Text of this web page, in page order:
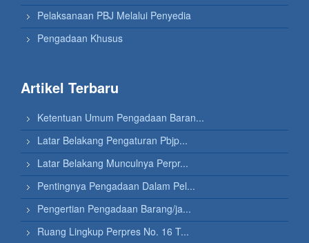
Pelaksanaan PBJ Melalui Penyedia
Pengadaan Khusus
Artikel Terbaru
Ketentuan Umum Pengadaan Baran...
Latar Belakang Pengaturan Pbjp...
Latar Belakang Munculnya Perpr...
Pentingnya Pengadaan Dalam Pel...
Pengertian Pengadaan Barang/ja...
Ruang Lingkup Perpres No. 16 T...